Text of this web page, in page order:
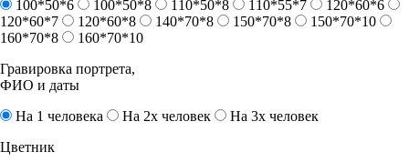
100*50*6
100*50*8 110*50*8 110*55*7
120*60*6
120*60*7
120*60*8 140*70*8 150*70*8
150*70*10
160*70*8
160*70*10
Гравировка портрета,
ФИО и даты
На 1 человека
На 2х человек
На 3х человек
Цветник